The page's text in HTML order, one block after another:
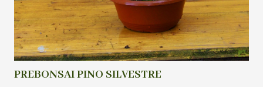
PREBONSAI PINO SILVESTRE